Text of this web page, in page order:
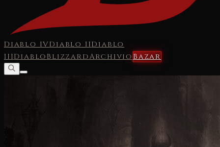
Diablo IVDiablo IIDiablo
IIIDiabloBlizzardArchivioBazar